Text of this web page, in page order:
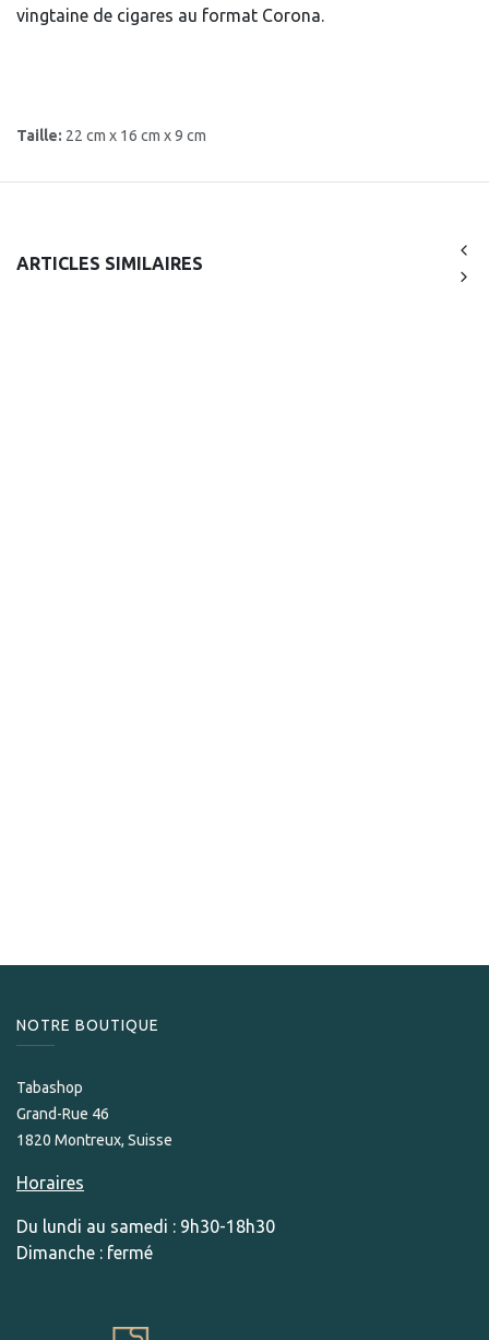
vingtaine de cigares au format Corona.
Taille: 22 cm x 16 cm x 9 cm
ARTICLES SIMILAIRES
NOTRE BOUTIQUE
Tabashop
Grand-Rue 46
1820 Montreux, Suisse
Horaires
Du lundi au samedi : 9h30-18h30
Dimanche : fermé